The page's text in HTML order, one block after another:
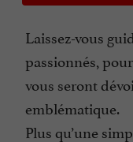
Laissez-vous
passionnés,
vous seront
emblématique.
Plus qu’une